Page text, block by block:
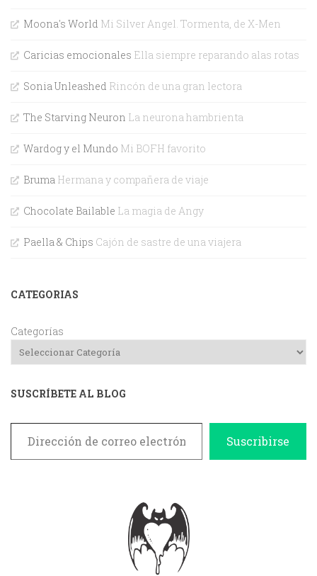
Moona's World Mi Silver Angel. Tormenta, de X-Men
Caricias emocionales Ella siempre reparando alas rotas
Sonia Unleashed Rincón de una gran lectora
The Starving Neuron La neurona hambrienta
Wardog y el Mundo Mi BOFH favorito
Bruma Hermana y compañera de viaje
Chocolate Bailable La magia de Angy
Paella & Chips Cajón de sastre de una viajera
CATEGORIAS
Categorías
SUSCRÍBETE AL BLOG
Dirección de correo electrónico
Suscribirse